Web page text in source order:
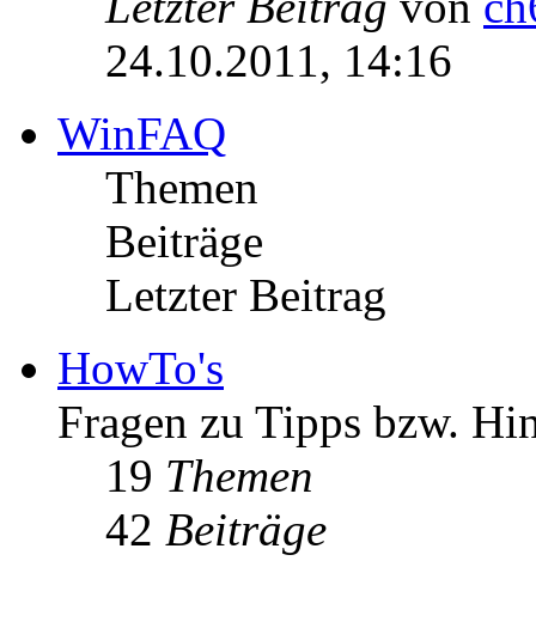
24.10.2011, 14:16
WinFAQ
Themen
Beiträge
Letzter Beitrag
HowTo's
Fragen zu Tipps bzw.
19 Themen
42 Beiträge